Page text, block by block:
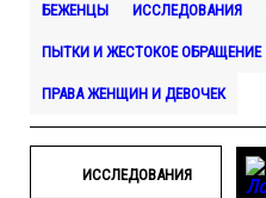
БЕЖЕНЦЫ ИССЛЕДОВАНИЯ
ПЫТКИ И ЖЕСТОКОЕ ОБРАЩЕНИЕ
ПРАВА ЖЕНЩИН И ДЕВОЧЕК
ИССЛЕДОВАНИЯ